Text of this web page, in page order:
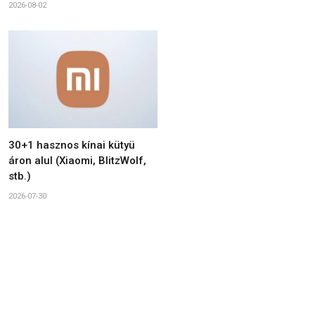
2026-08-02
30+1 hasznos kínai kütyü
áron alul (Xiaomi, BlitzWolf,
stb.)
2026-07-30